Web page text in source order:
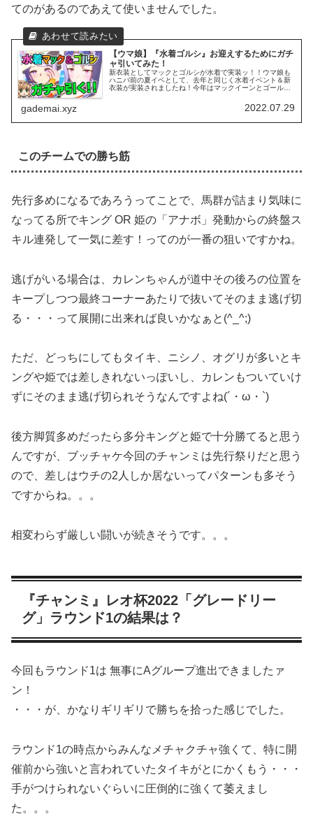
てのがあるのであえて使いませんでした。
【ウマ娘】『水着ゴルシ』お迎えするためにガチ
ャ引いてみた！
新衣装としてマックとゴルシが水着で実装ッ！！ウマ娘も
ハニバ前の夏イベとして、去年と同じく水着イベント＆新
衣装が実装されましたね！今年はマックイーンとゴールド
gademai.xyz 2022.07.29
このチームでの勝ち筋
先行多めになるであろうってことで、馬群が詰まり気味に
なってる所でキング OR 姫の「アナボ」発動からの終盤ス
キル連発して一気に差す！ってのが一番の狙いですかね。
逃げがいる場合は、カレンちゃんが道中その後ろの位置を
キープしつつ最終コーナーあたりで抜いてそのまま逃げ切
る・・・って展開に出来れば良いかなぁと(^_^;)
ただ、どっちにしてもタイキ、ニシノ、オグリが多いとキ
ングや姫では差しきれないっぽいし、カレンもついていけ
ずにそのまま逃げ切られそうなんですよね(´・ω・`)
後方脚質多めだったら多分キングと姫で十分勝てると思う
んですが、ブッチャケ今回のチャンミは先行祭りだと思う
ので、差しはウチの2人しか居ないってパターンも多そう
ですからね。。。
相変わらず厳しい闘いが続きそうです。。。
『チャンミ』レオ杯2022「グレードリー
グ」ラウンド1の結果は？
今回もラウンド1は 無事にAグループ進出できましたァ
ン！
・・・が、かなりギリギリで勝ちを拾った感じでした。
ラウンド1の時点からみんなメチャクチャ強くて、特に開
催前から強いと言われていたタイキがとにかくもう・・・
手がつけられないぐらいに圧倒的に強くて萎えまし
た。。。